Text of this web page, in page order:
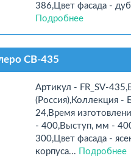
386,Цвет фасада -
Подробнее
СВ-435
Артикул - FR_SV-
(Россия),Коллекция -
24,Время
- 400,Выступ, мм -
300,Цвет фасада -
корпуса...
Подробнее